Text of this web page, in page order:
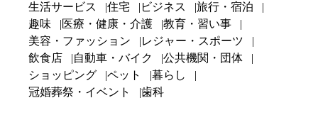
生活サービス 住宅 ビジネス
旅行・宿泊
趣味
医療・健康・介護
教育・習い事
美容・ファッション
レジャー・スポーツ
飲食店
自動車・バイク
公共機関・団体
ショッピング
ペット
暮らし
冠婚葬祭・イベント
歯科